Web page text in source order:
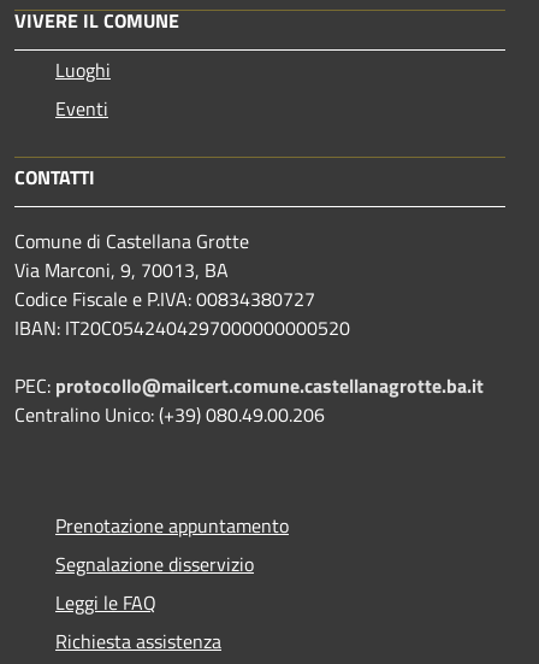
VIVERE IL COMUNE
Luoghi
Eventi
CONTATTI
Comune di Castellana Grotte
Via Marconi, 9, 70013, BA
Codice Fiscale e P.IVA: 00834380727
IBAN: IT20C0542404297000000000520
PEC: protocollo@mailcert.comune.castellanagrotte.ba.it
Centralino Unico: (+39) 080.49.00.206
Prenotazione appuntamento
Segnalazione disservizio
Leggi le FAQ
Richiesta assistenza